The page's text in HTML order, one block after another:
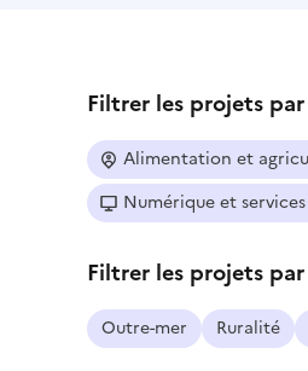
Filtrer les projets
Alimentation et
Numérique et
Filtrer les projets
Outre-mer Ruralité